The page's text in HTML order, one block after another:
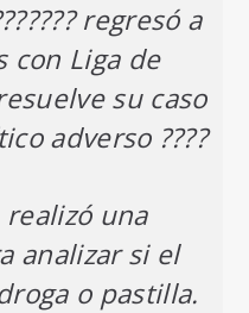
regresó a
con Liga de
su caso
adverso ????
realizó una
analizar si el
o pastilla.